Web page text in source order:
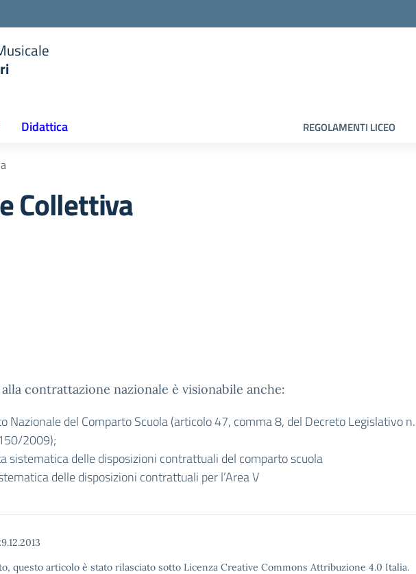
Didattica REGOLAMENTI LICEO
Collettiva
contrattazione nazionale è visionabile anche:
Nazionale del Comparto Scuola(articolo 47, comma 8, del Decreto Legislativo
2009);
sistematica delle disposizioni contrattuali del comparto scuola
delledisposizioni contrattuali per l’Area V
questo articolo è stato rilasciato sotto Licenza Creative Commons Attribuzione 4.0 Italia.